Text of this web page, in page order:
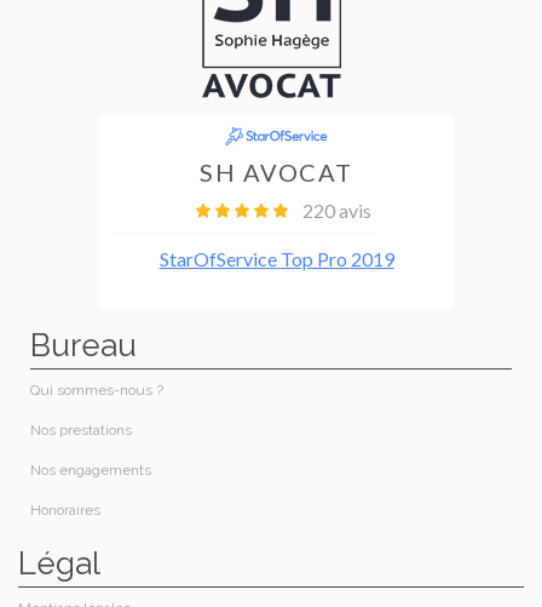
Bureau
Qui sommes-nous ?​
Nos prestations​
Nos engagements
Honoraires​
Légal